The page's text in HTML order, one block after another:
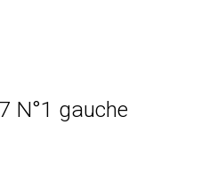
N°1 gauche